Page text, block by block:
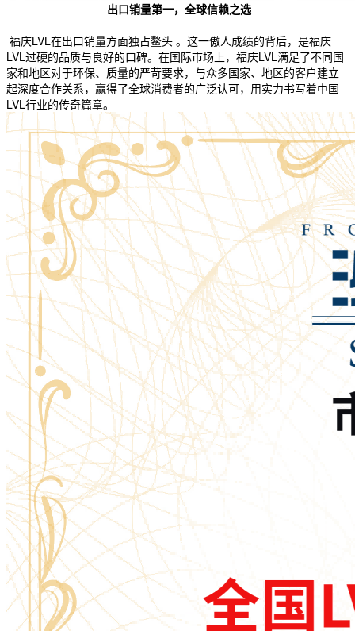
出口销量第一，全球信赖之选
福庆LVL在出口销量方面独占鳌头 。这一傲人成绩的背后，是福庆
LVL过硬的品质与良好的口碑。在国际市场上，福庆LVL满足了不同国
家和地区对于环保、质量的严苛要求，与众多国家、地区的客户建立
起深度合作关系，赢得了全球消费者的广泛认可，用实力书写着中国
LVL行业的传奇篇章。